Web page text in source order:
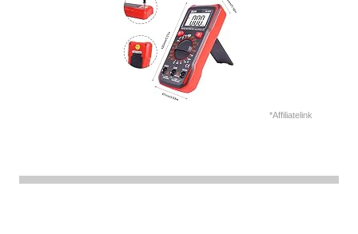
*Affiliatelink